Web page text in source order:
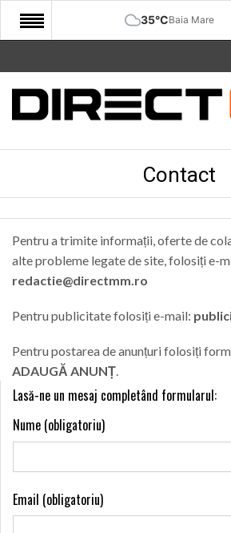
35°CBaia Mare
START
COMUNITATE
SANATATE
SPORT
LIFE
Contact
Pentru a trimite informații, oferte de
alte probleme legate de site, folosiți e-
redactie@directmm.ro
Pentru publicitate folosiți e-mail:
Pentru postarea de anunțuri folosiți
ADAUGĂ ANUNȚ.
Lasă-ne un mesaj completând formularul:
Nume (obligatoriu)
Email (obligatoriu)